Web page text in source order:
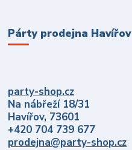
Párty prodejna Havířov
party-shop.cz
Na nábřeží 18/31
Havířov, 73601
+420 704 739 677
prodejna@party-shop.cz